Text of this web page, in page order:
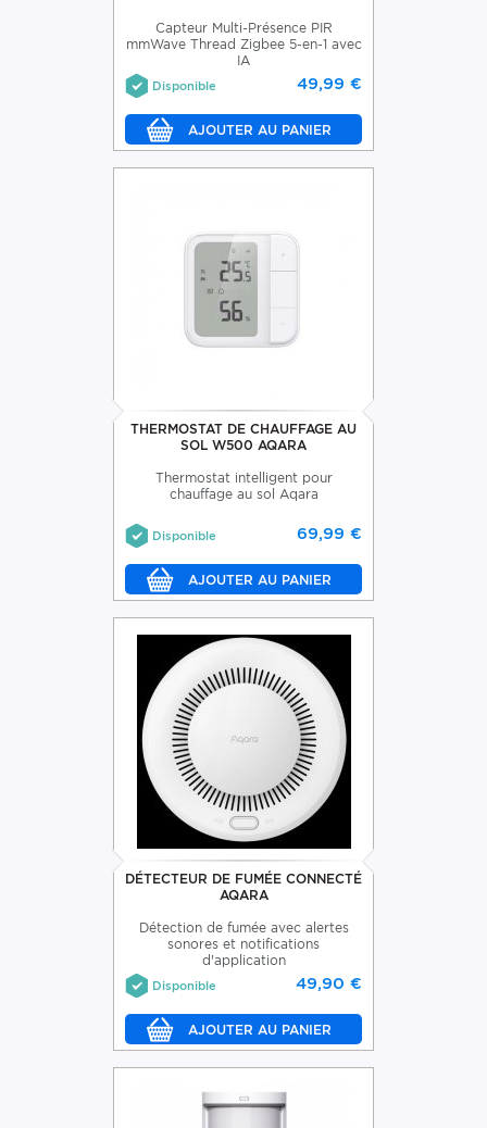
Capteur Multi-Présence PIR
mmWave Thread Zigbee 5-en-1 avec
IA
49,99 €
Disponible
THERMOSTAT DE CHAUFFAGE AU
SOL W500 AQARA
Thermostat intelligent pour
chauffage au sol Aqara
69,99 €
Disponible
DÉTECTEUR DE FUMÉE CONNECTÉ
AQARA
Détection de fumée avec alertes
sonores et notifications
d'application
49,90 €
Disponible